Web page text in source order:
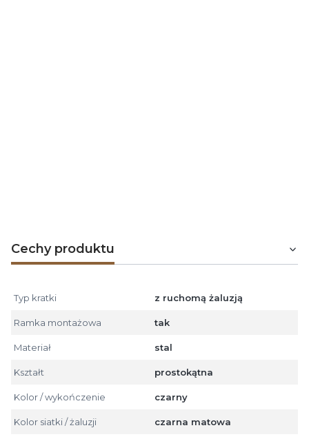
Cechy produktu
Typ kratki z ruchomą żaluzją
Ramka montażowa tak
Materiał stal
Kształt prostokątna
Kolor / wykończenie czarny
Kolor siatki / żaluzji czarna matowa